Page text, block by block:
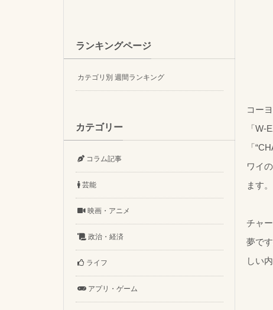
コー
「W-
「
ワイ
ます。
チャ
夢で
しい
ランキングページ
カテゴリ別 週間ランキング
カテゴリー
コラム記事
芸能
映画・アニメ
政治・経済
ライフ
アプリ・ゲーム